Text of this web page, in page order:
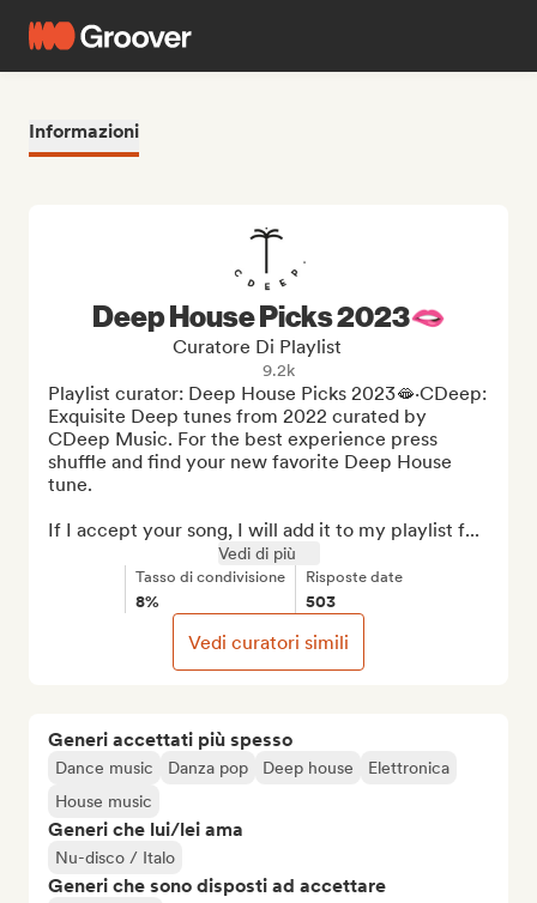
Informazioni
Generi accettati più spesso
Dance music Danza pop Deep house
Elettronica
House music
Generi che lui/lei ama
Nu-disco / Italo
Generi che sono disposti ad accettare
Deep House Picks 2023🫦
Curatore Di Playlist
9.2k
Playlist curator: Deep House Picks 2023🫦·CDeep:
Exquisite Deep tunes from 2022 curated by
CDeep Music. For the best experience press
shuffle and find your new favorite Deep House
tune.
If I accept your song, I will add it to my playlist f...
Vedi di più
Tasso di condivisione
8%
Risposte date
503
Vedi curatori simili